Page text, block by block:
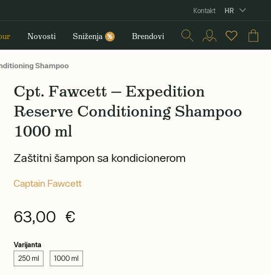
Kontakt HR
Novosti Sniženja % Brendovi
Shampoo
Cpt. Fawcett — Expedition
Reserve Conditioning Shampoo
1000 ml
Zaštitni šampon sa kondicionerom
Captain Fawcett
63,00 €
Varijanta
250 ml 1000 ml